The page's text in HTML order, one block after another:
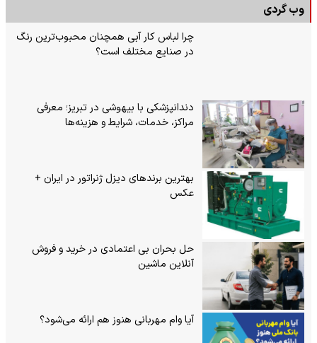
وب گردی
چرا لباس کار آبی همچنان محبوب‌ترین رنگ
در صنایع مختلف است؟
دندانپزشکی با بیهوشی در تبریز؛ معرفی
مراکز، خدمات، شرایط و هزینه‌ها
بهترین برندهای دیزل ژنراتور در ایران +
عکس
حل بحران بی‌ اعتمادی در خرید و فروش
آنلاین ماشین
آیا وام مهربانی هنوز هم ارائه می‌شود؟